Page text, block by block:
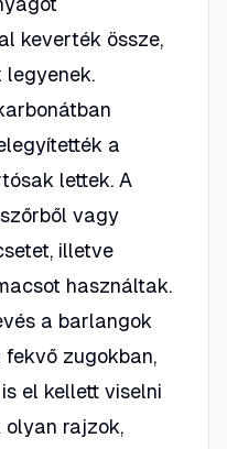
keverték össze,
a
lettek. A
vagy
illetve
használtak.
a barlangok
fekvő zugokban,
el kellett viselni
olyan rajzok,